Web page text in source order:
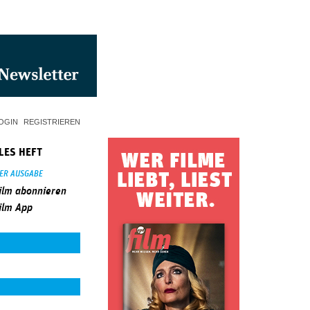
REGISTRIEREN
HEFT
AUSGABE
abonnieren
App